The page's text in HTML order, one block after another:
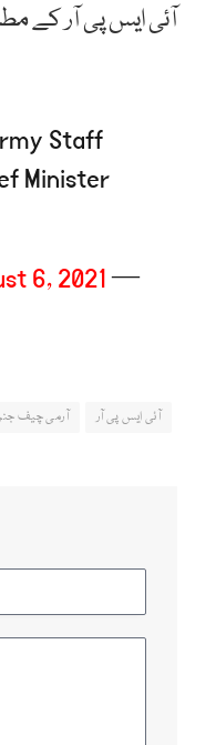
آئی ایس پی آر کے
Staff
Minister
— Tayyab Khan (@Tayipkhan93)
6, 2021
آئی ایس پی آر آرمی چیف